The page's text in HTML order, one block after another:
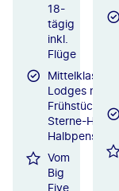
18-
tägig
inkl.
Flüge
Lodges mit
Frühstück / 4-
Sterne-Hotel
Halbpension
Vom
Big
Five